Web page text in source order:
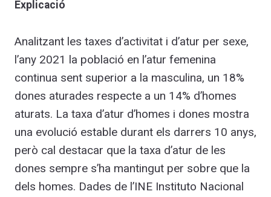
Explicació
Analitzant les taxes d’activitat i d’atur per sexe,
l’any 2021 la població en l’atur femenina
continua sent superior a la masculina, un 18%
dones aturades respecte a un 14% d’homes
aturats. La taxa d’atur d’homes i dones mostra
una evolució estable durant els darrers 10 anys,
però cal destacar que la taxa d’atur de les
dones sempre s’ha mantingut per sobre que la
dels homes. Dades de l’INE Instituto Nacional